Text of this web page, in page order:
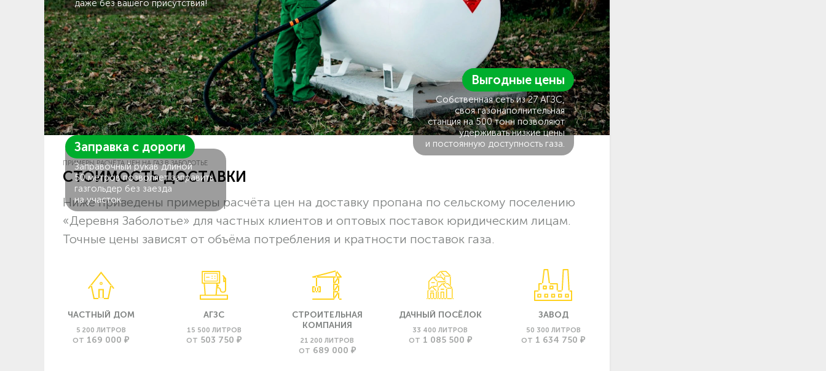
даже без вашего присутствия!
Заправка с дороги
Заправочный рукав длиной
50 метров позволяет заправить
газгольдер без заезда
на участок.
Выгодные цены
Собственная сеть из 27 АГЗС,
своя газонаполнительная
станция на 500 тонн позволяют
удерживать низкие цены
и постоянную доступность газа.
ПРИМЕРЫ РАСЧЁТА ЦЕН НА ГАЗ В ЗАБОЛОТЬЕ
СТОИМОСТЬ ДОСТАВКИ
Ниже приведены примеры расчёта цен на доставку пропана по сельскому поселению
«Деревня Заболотье» для частных клиентов и оптовых поставок юридическим лицам.
Точные цены зависят от объёма потребления и кратности поставок газа.
ЧАСТНЫЙ ДОМ
5 200 ЛИТРОВ
ОТ 169 000 ₽
АГЗС
15 500 ЛИТРОВ
ОТ 503 750 ₽
СТРОИТЕЛЬНАЯ
КОМПАНИЯ
21 200 ЛИТРОВ
ОТ 689 000 ₽
ДАЧНЫЙ ПОСЁЛОК
33 400 ЛИТРОВ
ОТ 1 085 500 ₽
ЗАВОД
50 300 ЛИТРОВ
ОТ 1 634 750 ₽